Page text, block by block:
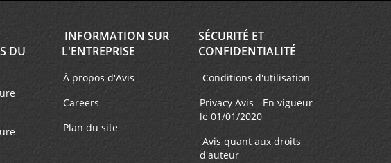
prise en charge
avec boîte de dépôt des
DU
INFORMATION SUR
L'ENTREPRISE
À propos d'Avis
Careers
Plan du site
SÉCURITÉ ET
CONFIDENTIALITÉ
Conditions d'utilisation
Privacy Avis - En vigueur
le 01/01/2020
Avis quant aux droits
d'auteur